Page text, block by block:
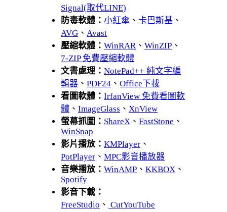
Signal(取代LINE)
防毒軟體： 小紅傘 、 卡巴斯基 、
AVG 、 Avast
壓縮軟體： WinRAR、 WinZIP 、
7-ZIP 免費壓縮軟體
文書處理： NotePad++ 純文字編
輯器 、 PDF24 、 Office下載
看圖軟體： IrfanView 免費看圖軟
體 、 ImageGlass 、 XnView
螢幕抓圖： ShareX 、 FastStone 、
WinSnap
影片播放： KMPlayer 、
PotPlayer 、 MPC影音播放器
音樂播放： WinAMP 、 KKBOX 、
Spotify
影音下載：
FreeStudio 、 CutYouTube